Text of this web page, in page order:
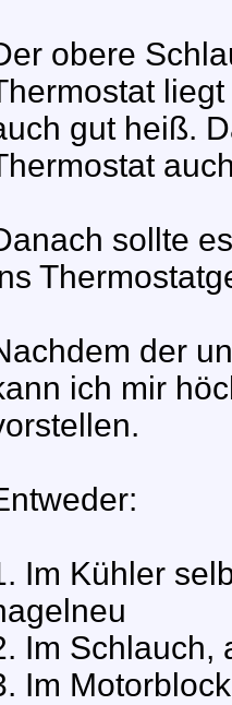
obere
gut heiß.
sollte
der
ich mir
Im Kühler
Im Schlauch,
Im Motorblock